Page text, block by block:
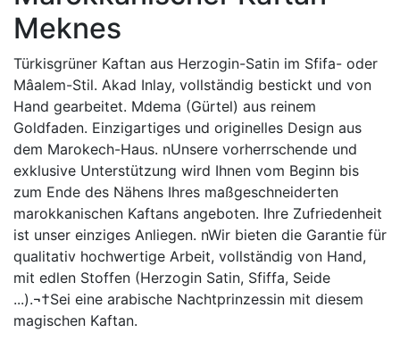
Meknes
Türkisgrüner Kaftan aus Herzogin-Satin im Sfifa- oder
Mâalem-Stil. Akad Inlay, vollständig bestickt und von
Hand gearbeitet. Mdema (Gürtel) aus reinem
Goldfaden. Einzigartiges und originelles Design aus
dem Marokech-Haus. nUnsere vorherrschende und
exklusive Unterstützung wird Ihnen vom Beginn bis
zum Ende des Nähens Ihres maßgeschneiderten
marokkanischen Kaftans angeboten. Ihre Zufriedenheit
ist unser einziges Anliegen. nWir bieten die Garantie für
qualitativ hochwertige Arbeit, vollständig von Hand,
mit edlen Stoffen (Herzogin Satin, Sfiffa, Seide
...).¬†Sei eine arabische Nachtprinzessin mit diesem
magischen Kaftan.